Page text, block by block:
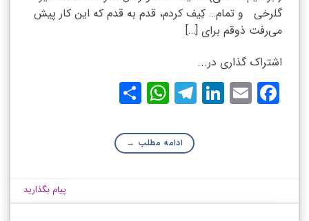
گلرخی و تمام… کِیف کردم، قدم به قدم که این کار پیش
می‌رفت ذوقم برای […]
اشتراک گذاری در...
Facebook
Email
LinkedIn
Telegram
WhatsApp
ادامه مطلب →
پیام بگذارید